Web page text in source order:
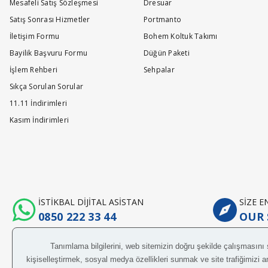
merhaba Pilling ve Martindale değeri kaç oranları
s... k... | 20/05/2026
19/06/2026 answered on.
20/04/2026 answered on.
Merhaba Pilling değeri kaç ve Martindale kaç
A... K... | 12/04/2026
Mesafeli Satış Sözleşmesi
Satış Sonrası Hizmetler
İletişim Formu
Bayilik Başvuru Formu
İşlem Rehberi
Sıkça Sorulan Sorular
11.11 İndirimleri
Kasım İndirimleri
Dresuar
Portmanto
Bohem Koltuk Takımı
Düğün Paketi
Sehpalar
İSTİKBAL DİJİTAL ASİSTAN
0850 222 33 44
SİZE
OUR